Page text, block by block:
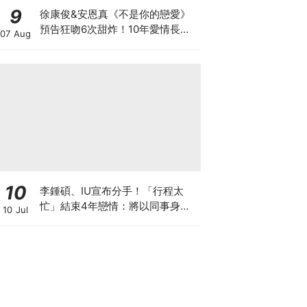
9
07 Aug
徐康俊&安恩真《不是你的戀愛》
預告狂吻6次甜炸！10年愛情長跑
10
10 Jul
李鍾碩、IU宣布分手！「行程太
忙」結束4年戀情：將以同事身分